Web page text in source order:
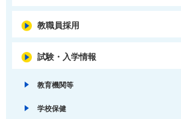
教職員採用
試験・入学情報
教育機関等
学校保健